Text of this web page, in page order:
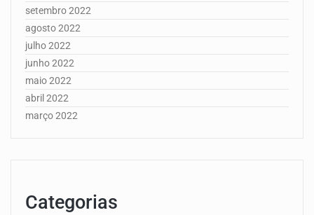
setembro 2022
agosto 2022
julho 2022
junho 2022
maio 2022
abril 2022
março 2022
Categorias